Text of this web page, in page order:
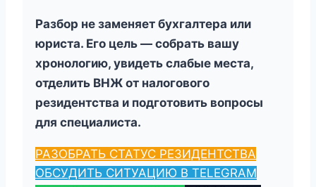
Разбор не заменяет бухгалтера или
юриста. Его цель — собрать вашу
хронологию, увидеть слабые места,
отделить ВНЖ от налогового
резидентства и подготовить вопросы
для специалиста.
РАЗОБРАТЬ СТАТУС РЕЗИДЕНТСТВА
ОБСУДИТЬ СИТУАЦИЮ В TELEGRAM